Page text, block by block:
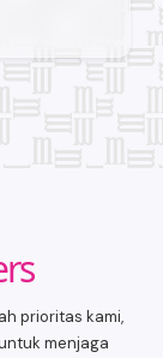
prioritas kami,
menjaga